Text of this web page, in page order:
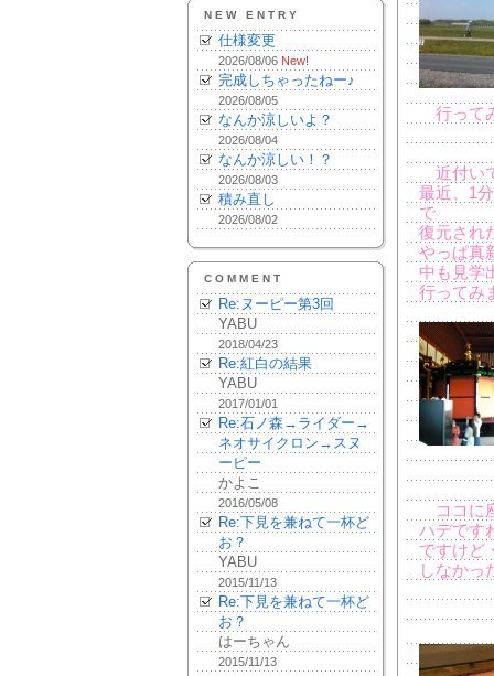
NEW ENTRY
仕様変更
2026/08/06 New!
完成しちゃったねー♪
2026/08/05
なんか涼しいよ？
2026/08/04
なんか涼しい！？
2026/08/03
積み直し
2026/08/02
COMMENT
Re:ヌーピー第3回
YABU
2018/04/23
Re:紅白の結果
YABU
2017/01/01
Re:石ノ森→ライダー→
ネオサイクロン→スヌ
ーピー
かよこ
2016/05/08
Re:下見を兼ねて一杯ど
お？
YABU
2015/11/13
Re:下見を兼ねて一杯ど
お？
はーちゃん
2015/11/13
行って
近付い
最近、1
で
復元され
やっぱ真
中も見学
行ってみ
ココに
ハデです
ですけど
しなかっ